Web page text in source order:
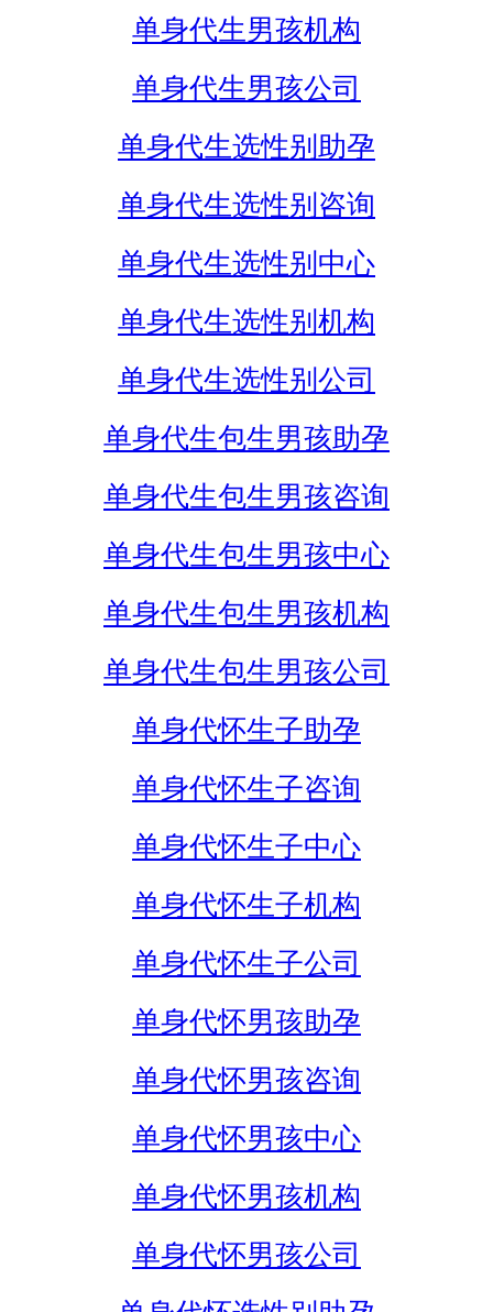
单身代生男孩机构
单身代生男孩公司
单身代生选性别助孕
单身代生选性别咨询
单身代生选性别中心
单身代生选性别机构
单身代生选性别公司
单身代生包生男孩助孕
单身代生包生男孩咨询
单身代生包生男孩中心
单身代生包生男孩机构
单身代生包生男孩公司
单身代怀生子助孕
单身代怀生子咨询
单身代怀生子中心
单身代怀生子机构
单身代怀生子公司
单身代怀男孩助孕
单身代怀男孩咨询
单身代怀男孩中心
单身代怀男孩机构
单身代怀男孩公司